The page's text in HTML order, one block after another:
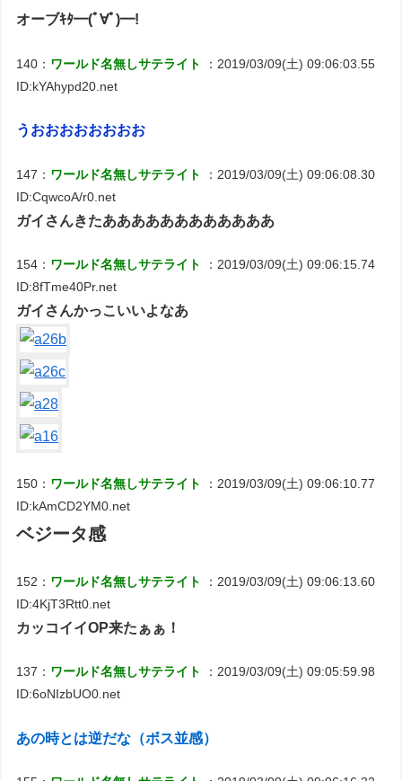
オーブｷﾀ━(ﾟ∀ﾟ)━!
140： ワールド名無しサテライト
：2019/03/09(土) 09:06:03.55
ID:kYAhypd20.net
うおおおおおおおお
147： ワールド名無しサテライト
：2019/03/09(土) 09:06:08.30
ID:CqwcoA/r0.net
ガイさんきたああああああああああああ
154： ワールド名無しサテライト
：2019/03/09(土) 09:06:15.74
ID:8fTme40Pr.net
ガイさんかっこいいよなあ
150： ワールド名無しサテライト
：2019/03/09(土) 09:06:10.77
ID:kAmCD2YM0.net
ベジータ感
152： ワールド名無しサテライト
：2019/03/09(土) 09:06:13.60
ID:4KjT3Rtt0.net
カッコイイOP来たぁぁ！
137： ワールド名無しサテライト
：2019/03/09(土) 09:05:59.98
ID:6oNIzbUO0.net
あの時とは逆だな（ボス並感）